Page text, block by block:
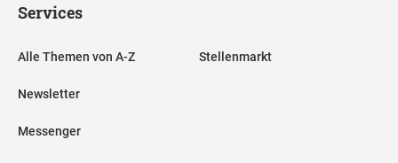
Services
Alle Themen von A-Z
Newsletter
Messenger
Stellenmarkt